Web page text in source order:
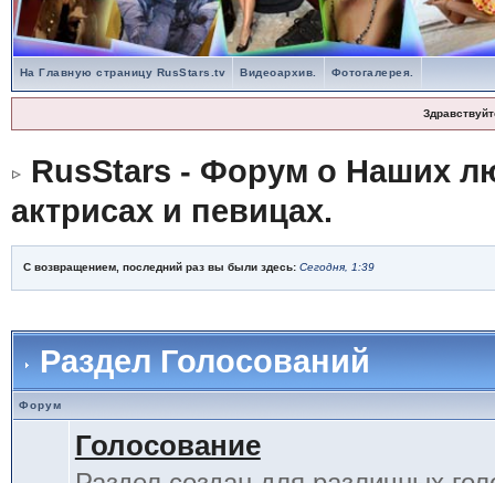
На Главную страницу RusStars.tv Видеоархив. Фотогалерея.
RusStars - Форум о Наших
актрисах и певицах.
С возвращением, последний раз вы были здесь: Сегодня, 1:39
Раздел Голосований
Форум
Голосование